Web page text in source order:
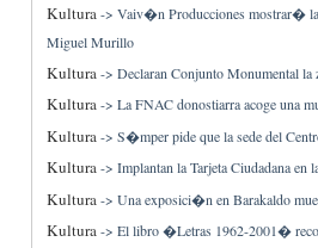
Kultura-> Vaiv�n Producciones mostrar�
Miguel Murillo
Kultura-> Declaran Conjunto Monumental
Kultura-> La FNAC donostiarra acoge una
Kultura-> S�mper pide que la sede del
Kultura-> Implantan la Tarjeta Ciudadana
Kultura-> Una exposici�n en Barakaldo
Kultura-> El libro �Letras 1962-2001�